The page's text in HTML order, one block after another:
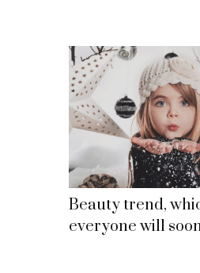
Beauty trend,
everyone will